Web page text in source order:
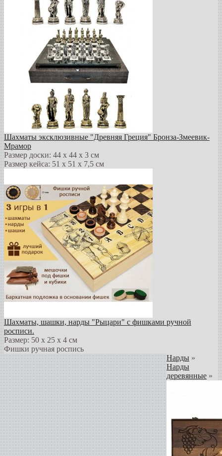
Шахматы эксклюзивные "Древняя Греция" Бронза-Змеевик-
Мрамор
Размер доски: 44 х 44 х 3 см
Размер кейса: 51 х 51 х 7,5 см
Шахматы, шашки, нарды "Рыцари" с фишками ручной
росписи.
Размер: 50 х 25 х 4 см
Фишки ручная роспись
Нарды »
Нарды
деревянные »